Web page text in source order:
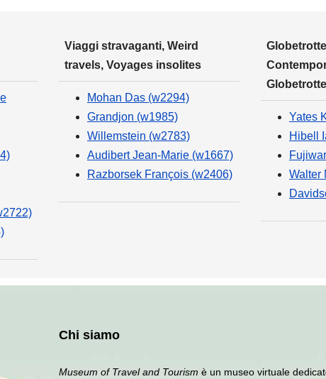
Viaggi stravaganti, Weird
travels, Voyages insolites
Mohan Das (w2294)
Grandjon (w1985)
Willemstein (w2783)
Audibert Jean-Marie (w1667)
Razborsek François (w2406)
Yates
Hibell
Walter
Chi siamo
Museum of Travel and Tourism è un museo virtuale